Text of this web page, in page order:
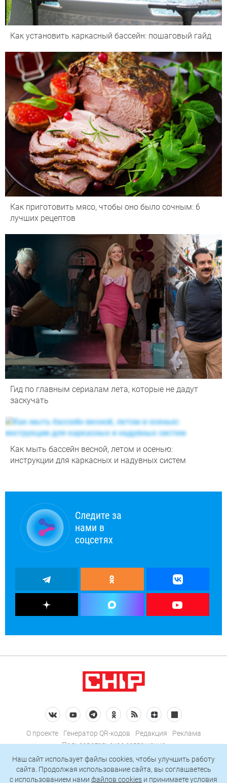
Как установить каркасный бассейн: пошаговый гайд
Как приготовить мясо, чтобы оно было сочным: 6
лучших рецептов
Гид по главным сериалам лета, которые не дадут
заскучать
Как мыть бассейн весной, летом и осенью:
инструкции для каркасных и надувных систем
Следите за
нами в
соцсетях
О проекте Генератор QR-кодов Редакция
Реклама
Пользовательское соглашение
Политика конфиденциальности
Подписаться на рассылку
Наш сайт использует файлы cookies, чтобы улучшить работу
сайта. Продолжая использование сайта, вы соглашаетесь
c использованием нами файлов cookies и принимаете условия